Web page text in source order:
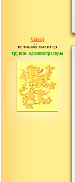
Valerij
великий магистр
группа: администраторы
сообщений: 3753